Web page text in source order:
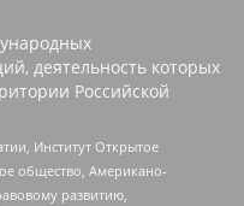
деятельность которых
Российской
Институт Открытое
общество, Американо-
развитию,